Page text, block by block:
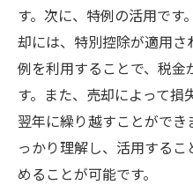
す。次に、特例の活用で
却には、特別控除が適用
例を利用することで、税
す。また、売却によって損
翌年に繰り越すことがで
っかり理解し、活用する
めることが可能です。